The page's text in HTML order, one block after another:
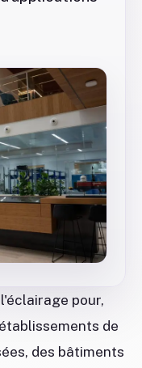
pour,
de
des bâtiments